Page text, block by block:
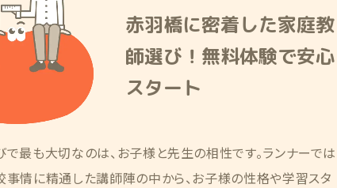
赤羽橋に密着した家庭教
師選び！無料体験で安心
スタート
最も大切なのは、お子様と先生の相性です。ランナーでは
情に精通した講師陣の中から、お子様の性格や学習スタ